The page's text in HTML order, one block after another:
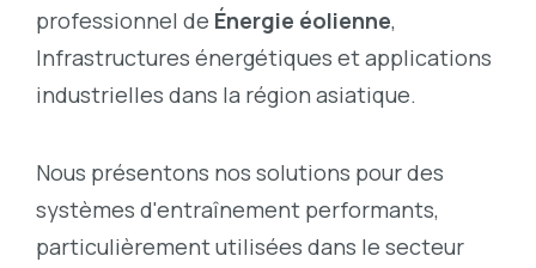
professionnel de Énergie éolienne,
Infrastructures énergétiques et applications
industrielles dans la région asiatique.
Nous présentons nos solutions pour des
systèmes d'entraînement performants,
particulièrement utilisées dans le secteur